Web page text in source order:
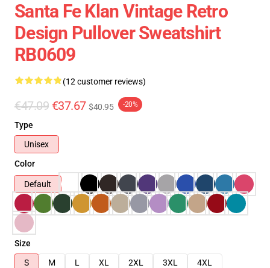
Santa Fe Klan Vintage Retro
Design Pullover Sweatshirt
RB0609
(12 customer reviews)
€47.09 €37.67 $40.95 -20%
Type
Unisex
Color
Default
Size
S
M L XL 2XL 3XL
4XL